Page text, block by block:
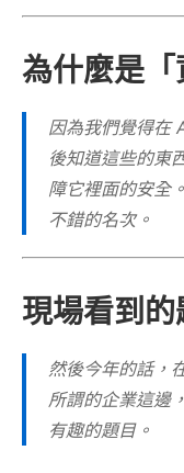
為什麼是「
因為我們覺得在
後知道這些的東
障它裡面的安全
不錯的名次。
現場看到的
然後今年的話，
所謂的企業這邊
有趣的題目。